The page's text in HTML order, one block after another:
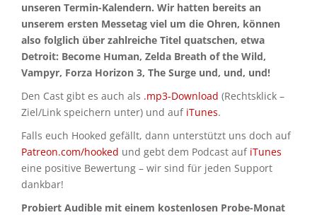
unseren Termin-Kalendern. Wir hatten bereits an
unserem ersten Messetag viel um die Ohren, können
also folglich über zahlreiche Titel quatschen, etwa
Detroit: Become Human, Zelda Breath of the Wild,
Vampyr, Forza Horizon 3, The Surge und, und, und!
Den Cast gibt es auch als .mp3-Download (Rechtsklick –
Ziel/Link speichern unter) und auf iTunes.
Falls euch Hooked gefällt, dann unterstützt uns doch auf
Patreon.com/hooked und gebt dem Podcast auf iTunes
eine positive Bewertung – wir sind für jeden Support
dankbar!
Probiert Audible mit einem kostenlosen Probe-Monat